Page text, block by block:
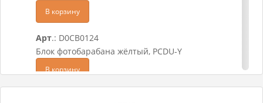
В корзину
Арт.: D0CB0124
Блок фотобарабана жёлтый, PCDU-Y
В корзину